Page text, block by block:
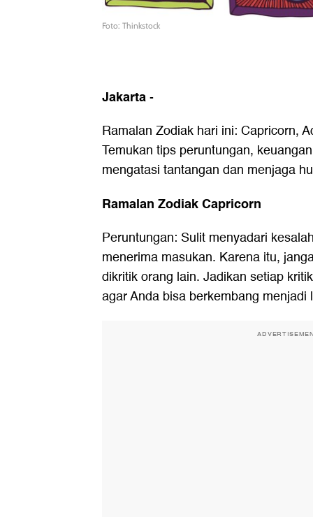
Foto: Thinkstock
Jakarta-
Ramalan Zodiak hari ini: Capricorn,
Temukan tips peruntungan,
mengatasi tantangan dan menjaga
Ramalan Zodiak Capricorn
Peruntungan: Sulit menyadari
menerima masukan. Karena itu,
dikritik orang lain. Jadikan setiap
agar Anda bisa berkembang menjadi